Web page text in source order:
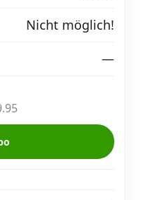
oder
Nicht möglich!
—